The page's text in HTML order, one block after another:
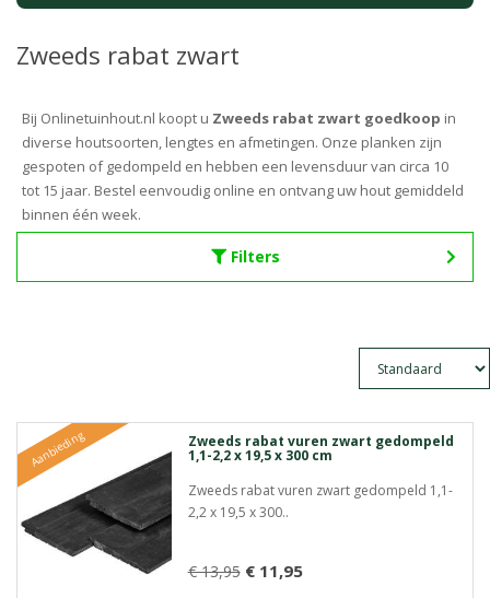
Zweeds rabat zwart
Bij Onlinetuinhout.nl koopt u Zweeds rabat zwart goedkoop in
diverse houtsoorten, lengtes en afmetingen. Onze planken zijn
gespoten of gedompeld en hebben een levensduur van circa 10
tot 15 jaar. Bestel eenvoudig online en ontvang uw hout gemiddeld
binnen één week.
Filters
Aanbieding Zweeds rabat vuren zwart gedompeld
1,1-2,2 x 19,5 x 300 cm
Zweeds rabat vuren zwart gedompeld 1,1-
2,2 x 19,5 x 300..
€ 13,95 € 11,95